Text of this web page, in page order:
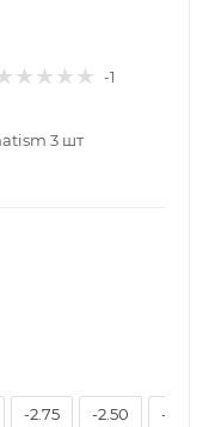
-1
3 шт
-2.75 -2.50 -2.25